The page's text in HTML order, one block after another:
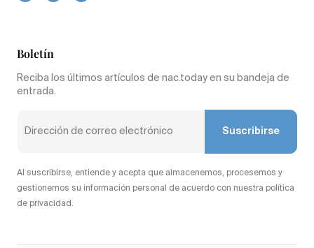
Boletín
Reciba los últimos artículos de nac.today en su bandeja de
entrada.
Suscribirse
Al suscribirse, entiende y acepta que almacenemos, procesemos y
gestionemos su información personal de acuerdo con nuestra política
de privacidad.